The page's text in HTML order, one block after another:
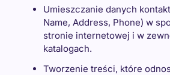
Umieszczanie danych
Name, Address, Phone) w
stronie internetowej i w
katalogach.
Tworzenie treści, które